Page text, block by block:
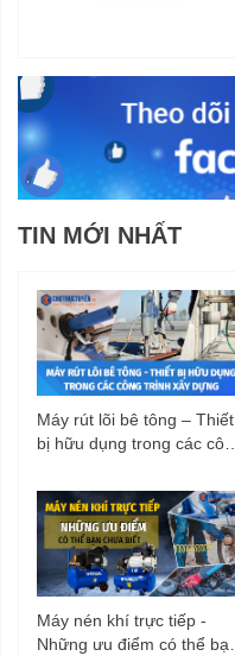
TIN MỚI NHẤT
Máy rút lõi bê tông – Thiết
bị hữu dụng trong các công
Máy nén khí trực tiếp -
Những ưu điểm có thể bạn